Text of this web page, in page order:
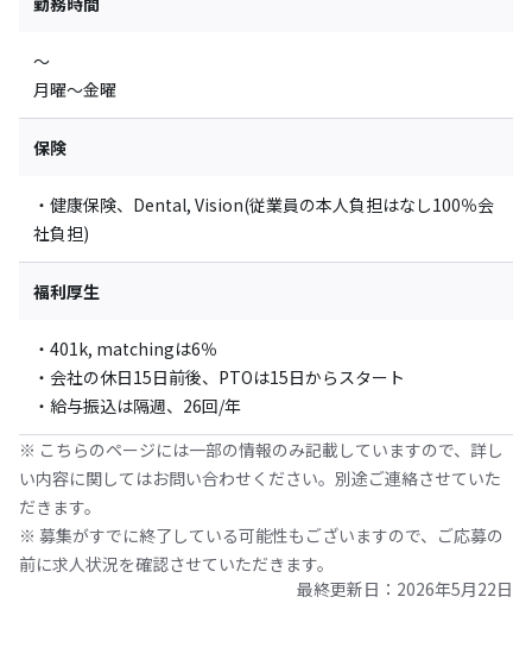
〜
月曜～金曜
保険
・健康保険、Dental, Vision(従業員の本人負担はなし100％会
社負担)
福利厚生
・401k, matchingは6％
・会社の休日15日前後、PTOは15日からスタート
・給与振込は隔週、26回/年
※ こちらのページには一部の情報のみ記載していますので、詳し
い内容に関してはお問い合わせください。別途ご連絡させていた
だきます。
※ 募集がすでに終了している可能性もございますので、ご応募の
前に求人状況を確認させていただきます。
最終更新日： 2026年5月22日